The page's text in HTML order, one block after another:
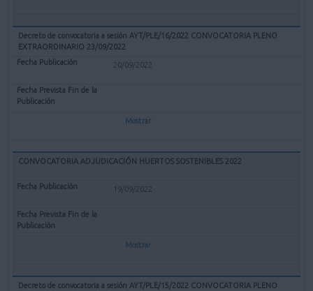
Decreto de convocatoria a sesión AYT/PLE/16/2022 CONVOCATORIA PLENO
EXTRAORDINARIO 23/09/2022
20/09/2022
Mostrar
CONVOCATORIA ADJUDICACIÓN HUERTOS SOSTENIBLES 2022
19/09/2022
Mostrar
Decreto de convocatoria a sesión AYT/PLE/15/2022 CONVOCATORIA PLENO